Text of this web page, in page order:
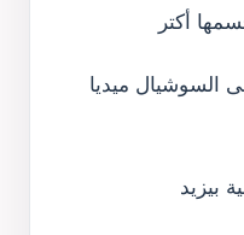
أكتر
السوشيال ميديا
بيزيد